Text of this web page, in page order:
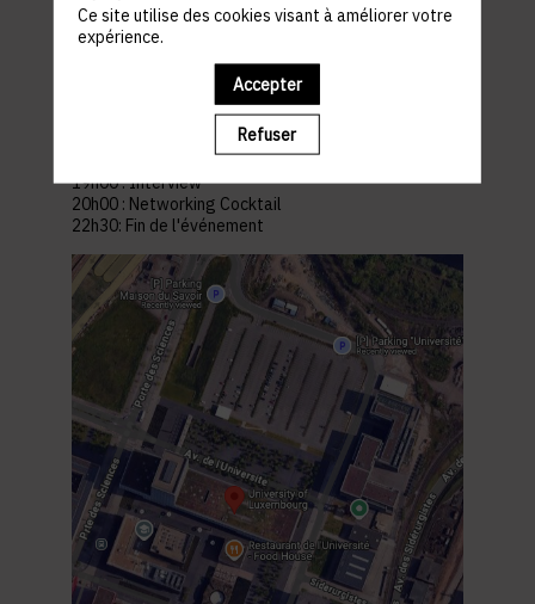
ACCÈS ET STATIONNEMENT
Lieu: Université du Luxembourg
2 Av. de l'Universite L, 4365, Esch-Belval
Parking à proximité:Parking Maison du Savoir
18h30 : Welcome Cocktail
19h00 : Interview
20h00 : Networking Cocktail
22h30: Fin de l'événement
Ce site utilise des cookies visant à améliorer votre
expérience.
Accepter
Refuser